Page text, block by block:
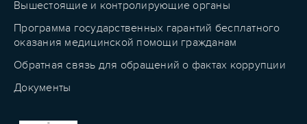
Вышестоящие и контролирующие органы
Программа государственных гарантий бесплатного
оказания медицинской помощи гражданам
Обратная связь для обращений о фактах коррупции
Документы